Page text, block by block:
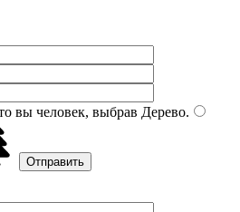
вы человек, выбрав Дерево.